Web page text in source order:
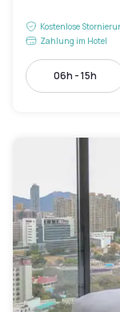
Kostenlose
Zahlung im Hotel
06h - 15h